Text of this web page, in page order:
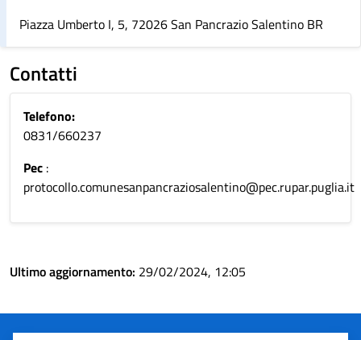
Piazza Umberto I, 5, 72026 San Pancrazio Salentino BR
Contatti
Telefono:
0831/660237
Pec :
protocollo.comunesanpancraziosalentino@pec.rupar.puglia.it
Ultimo aggiornamento: 29/02/2024, 12:05